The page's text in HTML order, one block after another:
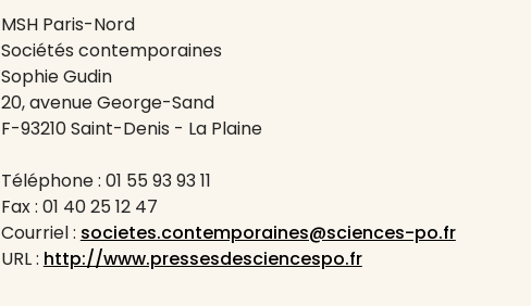
MSH Paris-Nord
Sociétés contemporaines
Sophie Gudin
20, avenue George-Sand
F-93210 Saint-Denis - La Plaine
Téléphone : 01 55 93 93 11
Fax : 01 40 25 12 47
Courriel : societes.contemporaines@sciences-po.fr
URL : http://www.pressesdesciencespo.fr